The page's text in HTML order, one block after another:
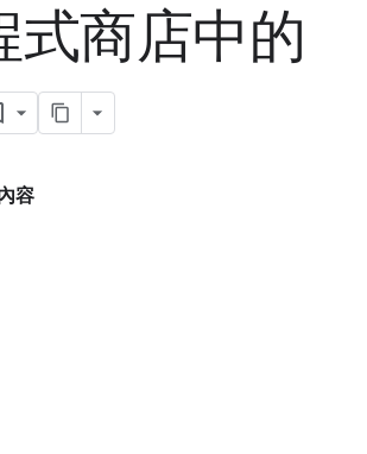
式商店中的
容